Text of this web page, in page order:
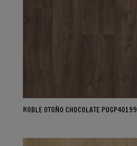
ROBLE OTOÑO CHOCOLATE PUGP40199